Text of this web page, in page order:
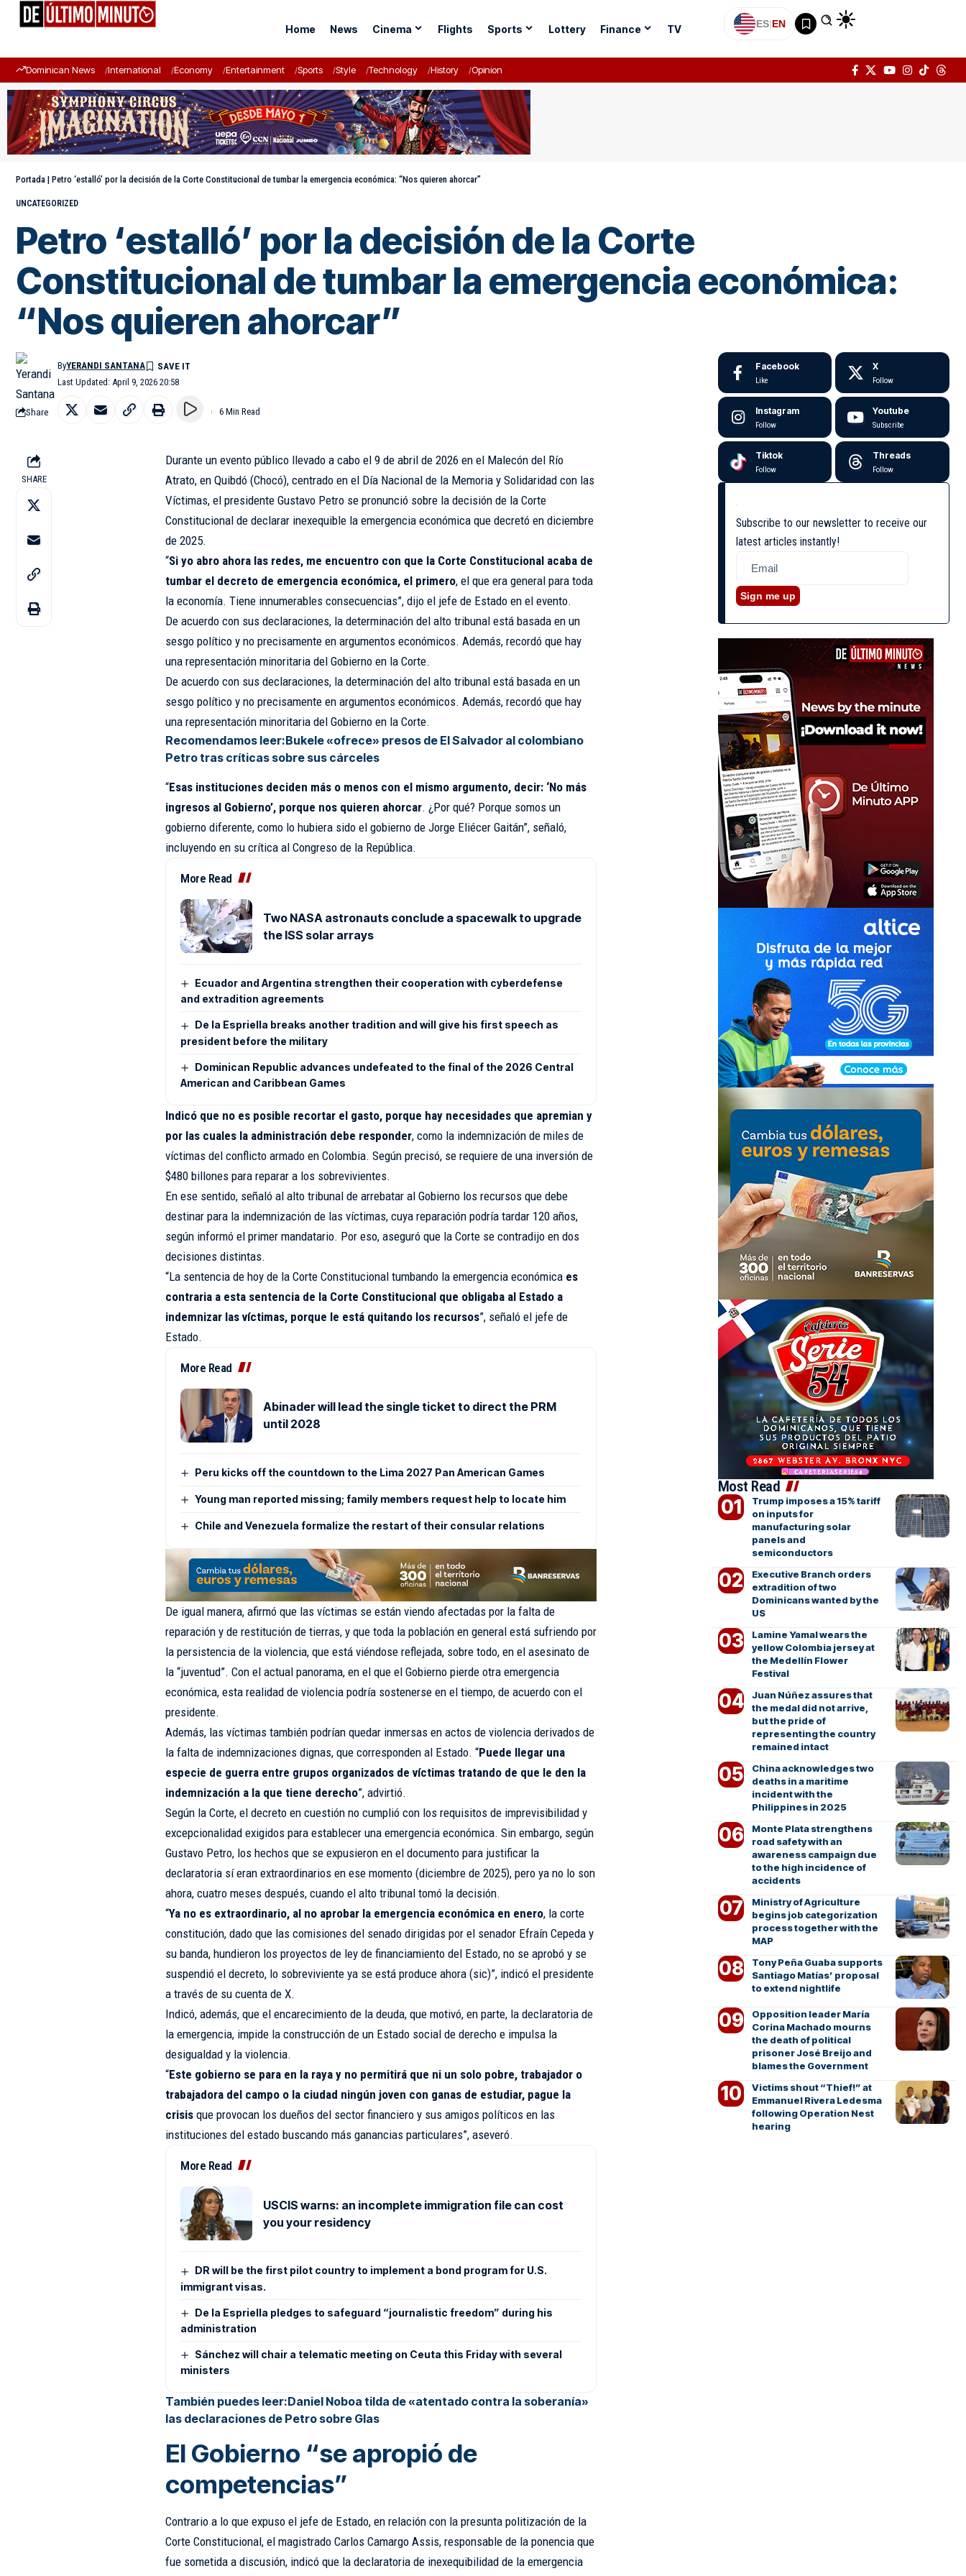
Home News Cinema Flights Sports Lottery Finance TV ES|EN
Dominican News International Economy Entertainment Sports Style Technology History Opinion
Portada | Petro ‘estalló’ por la decisión de la Corte Constitucional de tumbar la emergencia económica: “Nos quieren ahorcar”
UNCATEGORIZED
Petro ‘estalló’ por la decisión de la Corte
Constitucional de tumbar la emergencia económica:
“Nos quieren ahorcar”
Last Updated: April 9, 2026 20:58
ByYERANDI SANTANA
Share 6 Min Read
SHARE
Durante un evento público llevado a cabo el 9 de abril de 2026 en el Malecón del Río
Atrato, en Quibdó (Chocó), centrado en el Día Nacional de la Memoria y Solidaridad con las
Víctimas, el presidente Gustavo Petro sepronunció sobre la decisión de la Corte
Constitucional de declarar inexequible la emergencia económica que decretó en diciembre
de 2025.
“Si yo abro ahora las redes, me encuentro con que la Corte Constitucional acaba de
tumbar el decreto de emergencia económica, el primero, el que era general para toda
la economía. Tiene innumerables consecuencias”, dijo el jefe de Estado en el evento.
De acuerdo con sus declaraciones, la determinación del alto tribunal está basada en un
sesgo político y no precisamente en argumentos económicos. Además, recordó que hay
una representación minoritaria del Gobierno en la Corte.
De acuerdo con sus declaraciones, la determinación del alto tribunal está basada en un
sesgo político y no precisamente en argumentos económicos. Además, recordó que hay
una representación minoritaria del Gobierno en la Corte.
Recomendamos leer:Bukele «ofrece» presos de El Salvador al colombiano
Petro tras críticas sobre sus cárceles
“Esas instituciones deciden más o menos con el mismo argumento, decir: ‘No más
ingresos al Gobierno’, porque nos quieren ahorcar. ¿Por qué? Porque somos un
gobierno diferente, como lo hubiera sido el gobierno de Jorge Eliécer Gaitán”, señaló,
incluyendo en su crítica al Congreso de la República.
More Read
Two NASA astronauts conclude a spacewalk to upgrade
the ISS solar arrays
Ecuador and Argentina strengthen their cooperation with cyberdefense
and extradition agreements
De la Espriella breaks another tradition and will give his first speech as
president before the military
Dominican Republic advances undefeated to the final of the 2026 Central
American and Caribbean Games
Indicó que no es posible recortar el gasto, porque hay necesidades que apremian y
por las cuales la administración debe responder, como la indemnización de miles de
víctimas del conflicto armado en Colombia. Según precisó, se requiere de una inversión de
$480 billones para reparar a los sobrevivientes.
En ese sentido, señaló al alto tribunal de arrebatar al Gobierno los recursos que debe
destinar para la indemnización de las víctimas, cuya reparación podría tardar 120 años,
según informó el primer mandatario. Por eso, aseguró que la Corte se contradijo en dos
decisiones distintas.
“La sentencia de hoy de la Corte Constitucional tumbando la emergencia económica es
contraria a esta sentencia de la Corte Constitucional que obligaba al Estado a
indemnizar las víctimas, porque le está quitando los recursos”, señaló el jefe de
Estado.
More Read
Abinader will lead the single ticket to direct the PRM
until 2028
Peru kicks off the countdown to the Lima 2027 Pan American Games
Young man reported missing; family members request help to locate him
Chile and Venezuela formalize the restart of their consular relations
De igual manera, afirmó que las víctimas se están viendo afectadas por la falta de
reparación y de restitución de tierras, y que toda la población en general está sufriendo por
la persistencia de la violencia, que está viéndose reflejada, sobre todo, en el asesinato de
la “juventud”. Con el actual panorama, en el que el Gobierno pierde otra emergencia
económica, esta realidad de violencia podría sostenerse en el tiempo, de acuerdo con el
presidente.
Además, las víctimas también podrían quedar inmersas en actos de violencia derivados de
la falta de indemnizaciones dignas, que corresponden al Estado. “Puede llegar una
especie de guerra entre grupos organizados de víctimas tratando de que le den la
indemnización a la que tiene derecho”, advirtió.
Según la Corte, el decreto en cuestión no cumplió con los requisitos de imprevisibilidad y
excepcionalidad exigidos para establecer una emergencia económica. Sin embargo, según
Gustavo Petro, los hechos que se expusieron en el documento para justificar la
declaratoria sí eran extraordinarios en ese momento (diciembre de 2025), pero ya no lo son
ahora, cuatro meses después, cuando el alto tribunal tomó la decisión.
“Ya no es extraordinario, al no aprobar la emergencia económica en enero, la corte
constitución, dado que las comisiones del senado dirigidas por el senador Efraín Cepeda y
su banda, hundieron los proyectos de ley de financiamiento del Estado, no se aprobó y se
suspendió el decreto, lo sobreviviente ya se está produce ahora (sic)”, indicó el presidente
a través de su cuenta de X.
Indicó, además, que el encarecimiento de la deuda, que motivó, en parte, la declaratoria de
la emergencia, impide la construcción de un Estado social de derecho e impulsa la
desigualdad y la violencia.
“Este gobierno se para en la raya y no permitirá que ni un solo pobre, trabajador o
trabajadora del campo o la ciudad ningún joven con ganas de estudiar, pague la
crisis que provocan los dueños del sector financiero y sus amigos políticos en las
instituciones del estado buscando más ganancias particulares”, aseveró.
More Read
USCIS warns: an incomplete immigration file can cost
you your residency
DR will be the first pilot country to implement a bond program for U.S.
immigrant visas.
De la Espriella pledges to safeguard “journalistic freedom” during his
administration
Sánchez will chair a telematic meeting on Ceuta this Friday with several
ministers
También puedes leer:Daniel Noboa tilda de «atentado contra la soberanía»
las declaraciones de Petro sobre Glas
El Gobierno “se apropió de
competencias”
Contrario a lo que expuso el jefe de Estado, en relación con la presunta politización de la
Corte Constitucional, el magistrado Carlos Camargo Assis, responsable de la ponencia que
fue sometida a discusión, indicó que la declaratoria de inexequibilidad de la emergencia
Facebook
Like
X
Follow
Instagram
Follow
Youtube
Subscribe
Tiktok
Follow
Threads
Follow
Subscribe to our newsletter to receive our
latest articles instantly!
Sign me up
Most Read
Trump imposes a 15% tariff
on inputs for
manufacturing solar
panels and
semiconductors
Executive Branch orders
extradition of two
Dominicans wanted by the
US
Lamine Yamal wears the
yellow Colombia jersey at
the Medellín Flower
Festival
Juan Núñez assures that
the medal did not arrive,
but the pride of
representing the country
remained intact
China acknowledges two
deaths in a maritime
incident with the
Philippines in 2025
Monte Plata strengthens
road safety with an
awareness campaign due
to the high incidence of
accidents
Ministry of Agriculture
begins job categorization
process together with the
MAP
Tony Peña Guaba supports
Santiago Matías’ proposal
to extend nightlife
Opposition leader María
Corina Machado mourns
the death of political
prisoner José Breijo and
blames the Government
Victims shout “Thief!” at
Emmanuel Rivera Ledesma
following Operation Nest
hearing